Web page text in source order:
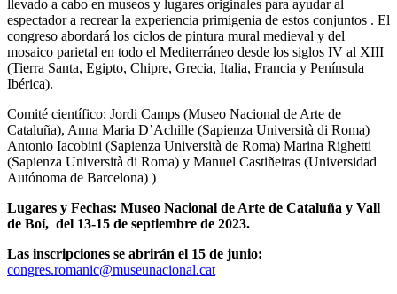
llevado a cabo en museos y lugares originales para ayudar al
espectador a recrear la experiencia primigenia de estos conjuntos . El
congreso abordará los ciclos de pintura mural medieval y del
mosaico parietal en todo el Mediterráneo desde los siglos IV al XIII
(Tierra Santa, Egipto, Chipre, Grecia, Italia, Francia y Península
Ibérica).
Comité científico: Jordi Camps (Museo Nacional de Arte de
Cataluña), Anna Maria D’Achille (Sapienza Università di Roma)
Antonio Iacobini (Sapienza Università de Roma) Marina Righetti
(Sapienza Università di Roma) y Manuel Castiñeiras (Universidad
Autónoma de Barcelona) )
Lugares y Fechas: Museo Nacional de Arte de Cataluña y Vall
de Boí, del 13-15 de septiembre de 2023.
Las inscripciones se abrirán el 15 de junio:
congres.romanic@museunacional.cat